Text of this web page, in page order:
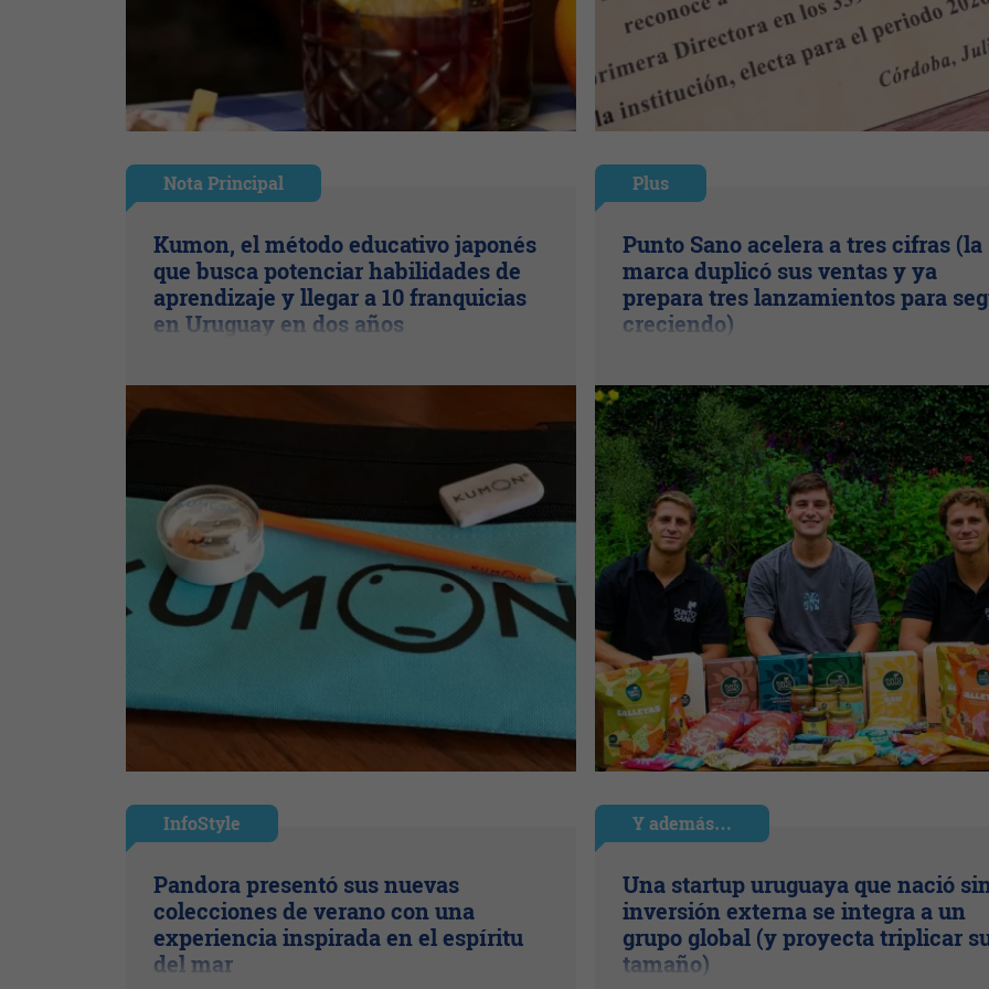
Nota Principal
Kumon, el método educativo japonés
que busca potenciar habilidades de
aprendizaje y llegar a 10 franquicias
en Uruguay en dos años
Plus
Punto Sano acelera a tres cifras (la
marca duplicó sus ventas y ya
prepara tres lanzamientos para
creciendo)
InfoStyle
Pandora presentó sus nuevas
colecciones de verano con una
experiencia inspirada en el espíritu
del mar
Y además…
Una startup uruguaya que nació
inversión externa se integra a un
grupo global (y proyecta triplicar
tamaño)